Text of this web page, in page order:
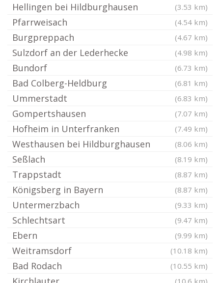
Hellingen bei Hildburghausen (3.53 km)
Pfarrweisach (4.54 km)
Burgpreppach (4.67 km)
Sulzdorf an der Lederhecke (4.98 km)
Bundorf (6.73 km)
Bad Colberg-Heldburg (6.81 km)
Ummerstadt (6.83 km)
Gompertshausen (7.07 km)
Hofheim in Unterfranken (7.49 km)
Westhausen bei Hildburghausen (8.06 km)
Seßlach (8.19 km)
Trappstadt (8.87 km)
Königsberg in Bayern (8.87 km)
Untermerzbach (9.33 km)
Schlechtsart (9.47 km)
Ebern (9.99 km)
Weitramsdorf (10.18 km)
Bad Rodach (10.55 km)
(10.6 km)